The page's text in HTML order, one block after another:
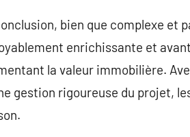
bien que complexe et
enrichissante et
la valeur immobilière.
gestion rigoureuse du projet,